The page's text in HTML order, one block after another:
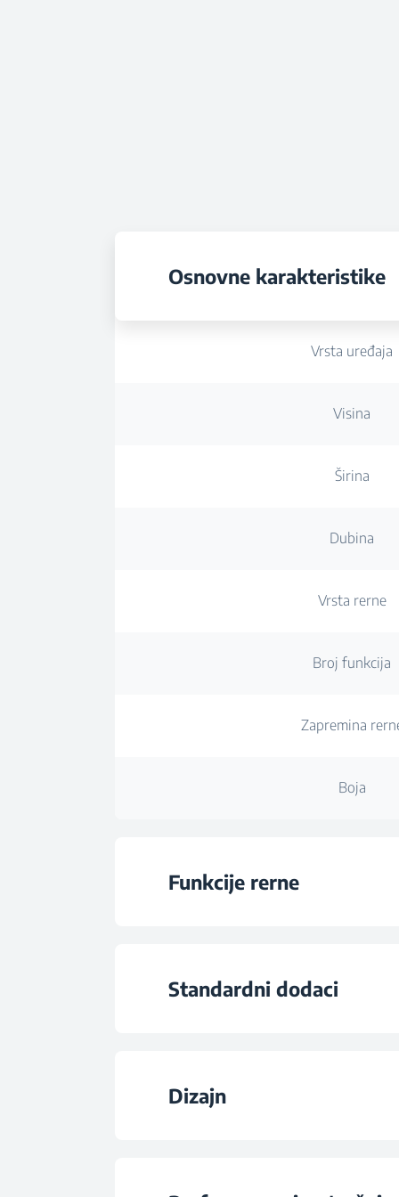
Osnovne karakteristike
Vrsta uređaja
Visina
Širina
Dubina
Vrsta rerne
Broj funkcija
Zapremina
Boja
Funkcije rerne
Standardni dodaci
Dizajn